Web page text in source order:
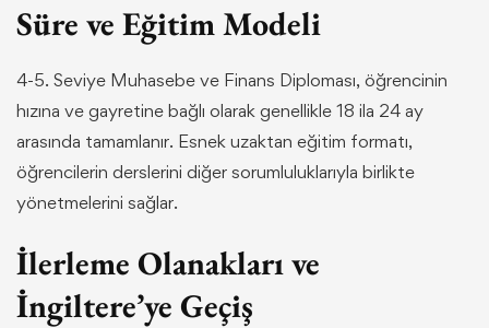
Süre ve Eğitim Modeli
4-5. Seviye Muhasebe ve Finans Diploması, öğrencinin
hızına ve gayretine bağlı olarak genellikle 18 ila 24 ay
arasında tamamlanır. Esnek uzaktan eğitim formatı,
öğrencilerin derslerini diğer sorumluluklarıyla birlikte
yönetmelerini sağlar.
İlerleme Olanakları ve
İngiltere’ye Geçiş